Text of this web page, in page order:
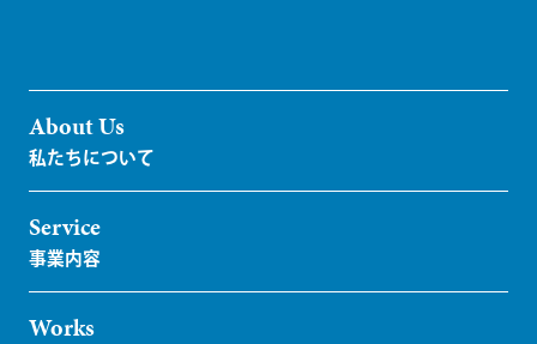
About Us
Service
Works